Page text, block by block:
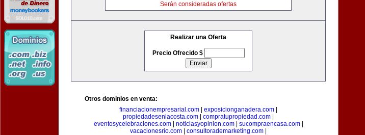
Serán consideradas ofertas
Realizar una Oferta
Precio Ofrecido $
Otros dominios en venta:
financiacionempresarial.com
exposicionganadera.com
propiedadesenlacosta.com
compratupropiedad.com
eventosycelebraciones.com| noticiasyopinion.com| sucompraencasa.com|
vacacionesrio.com
consultorademarketing.com